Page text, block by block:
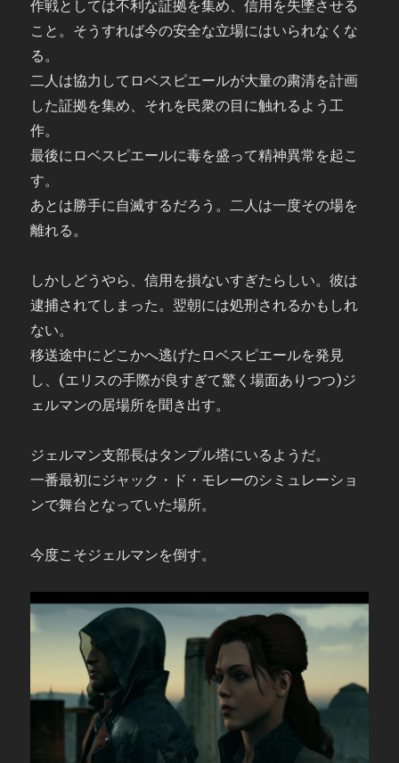
作戦としては不利な証拠を集め、信用を失墜させる
こと。そうすれば今の安全な立場にはいられなくな
る。
二人は協力してロベスピエールが大量の粛清を計画
した証拠を集め、それを民衆の目に触れるよう工
作。
最後にロベスピエールに毒を盛って精神異常を起こ
す。
あとは勝手に自滅するだろう。二人は一度その場を
離れる。
しかしどうやら、信用を損ないすぎたらしい。彼は
逮捕されてしまった。翌朝には処刑されるかもしれ
ない。
移送途中にどこかへ逃げたロベスピエールを発見
し、(エリスの手際が良すぎて驚く場面ありつつ)ジ
ェルマンの居場所を聞き出す。
ジェルマン支部長はタンプル塔にいるようだ。
一番最初にジャック・ド・モレーのシミュレーショ
ンで舞台となっていた場所。
今度こそジェルマンを倒す。